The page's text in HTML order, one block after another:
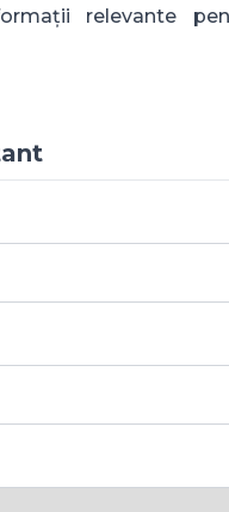
relevante